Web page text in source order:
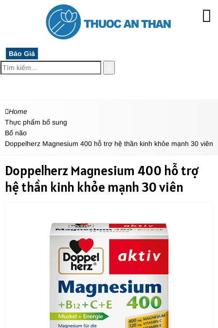
Báo Giá
Home
Thực phẩm bổ sung
Bổ não
Doppelherz Magnesium 400 hỗ trợ hệ thần kinh khỏe mạnh 30 viên
Doppelherz Magnesium 400 hỗ trợ
hệ thần kinh khỏe mạnh 30 viên